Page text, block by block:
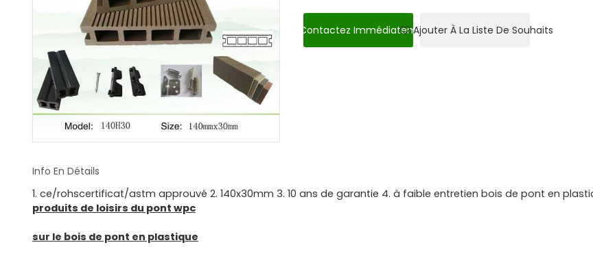
Contactez ImmédiatementAjouter À La Liste De Souhaits
Info En Détails
1. ce/rohscertificat/astm approuvé 2. 140x30mm 3. 10 ans de garantie 4. à faible entretien bois de pont en
produits de loisirs du pont wpc
sur le bois de pont en plastique